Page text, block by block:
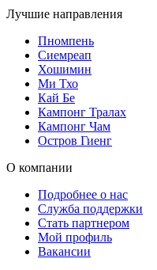
Лучшие направления
Пномпень
Сиемреап
Хошимин
Ми Тхо
Кай Бе
Кампонг Тралах
Кампонг Чам
Остров Гиенг
О компании
Подробнее о нас
Служба поддержки
Стать партнером
Мой профиль
Вакансии